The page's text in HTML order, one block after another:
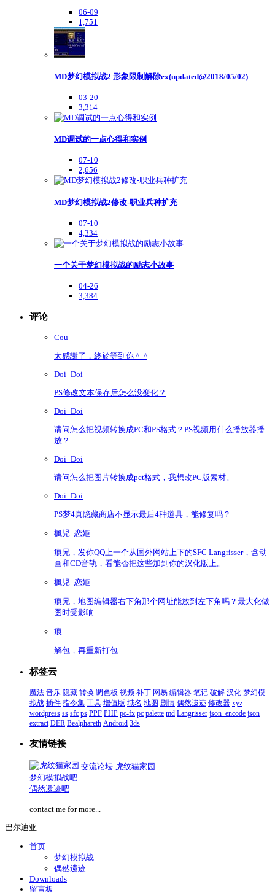
06-09
1,751
MD梦幻模拟战2 形象限制解除ex(updated@2018/05/02)
03-20
3,314
MD调试的一点心得和实例
07-10
2,656
MD梦幻模拟战2修改-职业兵种扩充
07-10
4,334
一个关于梦幻模拟战的励志小故事
04-26
3,384
评论
Cou
太感謝了，終於等到你 ^_^
Doi_Doi
PS修改文本保存后怎么没变化？
Doi_Doi
请问怎么把视频转换成PC和PS格式？PS视频用什么播放器播
放？
Doi_Doi
请问怎么把图片转换成pct格式，我想改PC版素材。
Doi_Doi
PS梦4真隐藏商店不显示最后4种道具，能修复吗？
楓児_恋姬
痕兄，发你QQ上一个从国外网站上下的SFC Langrisser，含动
画和CD音轨，看能否把这些加到你的汉化版上。
楓児_恋姬
痕兄，地图编辑器右下角那个网址能放到左下角吗？最大化做
图时受影响
痕
解包，再重新打包
标签云
魔法 音乐 隐藏 转换 调色板 视频 补丁 网易 编辑器 笔记 破解 汉化 梦幻模
拟战 插件 指令集 工具 增值版 域名 地图 剧情 偶然遗迹 修改器 xyz
wordpress ss sfc ps PPF PHP pc-fx pc palette md Langrisser json_encode json
extract DER Bealphareth Android 3ds
友情链接
交流论坛-虎纹猫家园
梦幻模拟战吧
偶然遗迹吧
contact me for more...
巴尔迪亚
首页
梦幻模拟战
偶然遗迹
Downloads
留言板